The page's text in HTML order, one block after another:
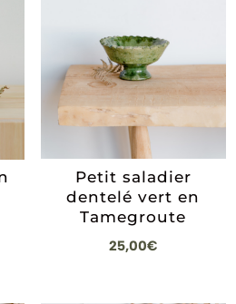
Petit saladier
dentelé vert en
Tamegroute
25,00€